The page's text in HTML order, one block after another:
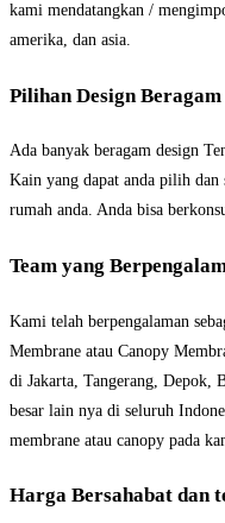
kami mendatangkan /
amerika, dan asia.
Pilihan Design Beragam
Ada banyak beragam design
Kain yang dapat anda pilih dan
rumah anda. Anda bisa
Team yang
Kami telah berpengalaman
Membrane atau Canopy
di Jakarta, Tangerang, Depok,
besar lain nya di seluruh
membrane atau canopy pada
Harga Bersahabat dan